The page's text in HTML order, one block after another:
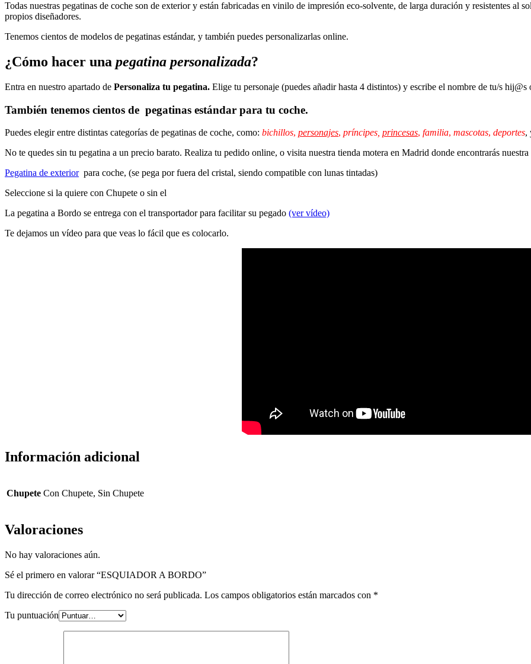
Todas nuestras pegatinas de coche son de exterior y están fabricadas en vinilo de impresión eco-solvente, de larga duración y resistentes
propios diseñadores.
Tenemos cientos de modelos de pegatinas estándar, y también puedes personalizarlas online.
¿Cómo hacer una pegatina personalizada?
Entra en nuestro apartado de Personaliza tu pegatina. Elige tu personaje (puedes añadir hasta 4 distintos) y escribe el nombre de tu/s hij@s
También tenemos cientos de pegatinas estándar para tu coche.
Puedes elegir entre distintas categorías de pegatinas de coche, como: bichillos, personajes, príncipes, princesas, familia, mascotas, deportes,
No te quedes sin tu pegatina a un precio barato. Realiza tu pedido online, o visita nuestra tienda motera en Madrid donde encontrarás
Pegatina de exteriorpara coche, (se pega por fuera del cristal, siendo compatible con lunas tintadas)
Seleccione si la quiere con Chupete o sin el
La pegatina a Bordo se entrega con el transportador para facilitar su pegado (ver vídeo)
Te dejamos un vídeo para que veas lo fácil que es colocarlo.
Información adicional
Chupete Con Chupete, Sin Chupete
Valoraciones
No hay valoraciones aún.
Sé el primero en valorar “ESQUIADOR A BORDO”
Tu dirección de correo electrónico no será publicada. Los campos obligatorios están marcados con *
Tu puntuación